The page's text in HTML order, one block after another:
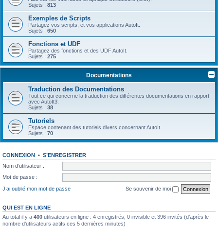
Sujets : 813
Exemples de Scripts
Partagez vos scripts, et vos applications AutoIt.
Sujets : 650
Fonctions et UDF
Partagez des fonctions et des UDF AutoIt.
Sujets : 275
Documentations
Traduction des Documentations
Tout ce qui concerne la traduction des différentes documentations en rapport
avec AutoIt3.
Sujets : 38
Tutoriels
Espace contenant des tutoriels divers concernant AutoIt.
Sujets : 70
CONNEXION • S’ENREGISTRER
Nom d’utilisateur :
Mot de passe :
J’ai oublié mon mot de passe
Se souvenir de moi
QUI EST EN LIGNE
Au total il y a 400 utilisateurs en ligne : 4 enregistrés, 0 invisible et 396 invités (d’après le
nombre d’utilisateurs actifs ces 5 dernières minutes)